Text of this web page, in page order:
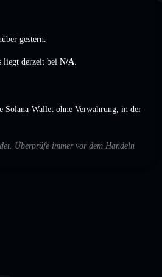
gestern.
liegt derzeit bei N/A
Solana-Wallet ohne Verwahrung, in der
Überprüfe immer vor dem Handeln